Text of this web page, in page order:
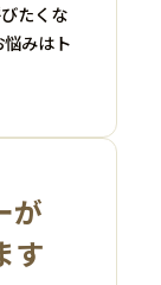
たくな
みはト
が
す